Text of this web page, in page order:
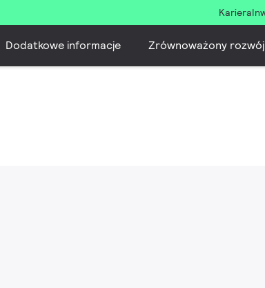
Kariera
Dodatkowe informacje Zrównoważony rozwój